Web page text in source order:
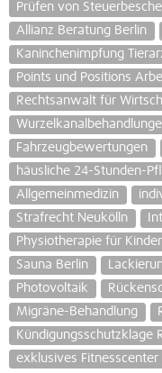
Prüfen von
Allianz Beratung Berlin
Kaninchenimpfung
Points und Positions
Rechtsanwalt für
Fahrzeugbewertungen
häusliche 24-Stunden-
Allgemeinmedizin
Strafrecht Neukölln
Physiotherapie für Kinder
Sauna Berlin
Photovoltaik
Migräne-Behandlung
Kündigungsschutzklage
exklusives Fitnesscenter